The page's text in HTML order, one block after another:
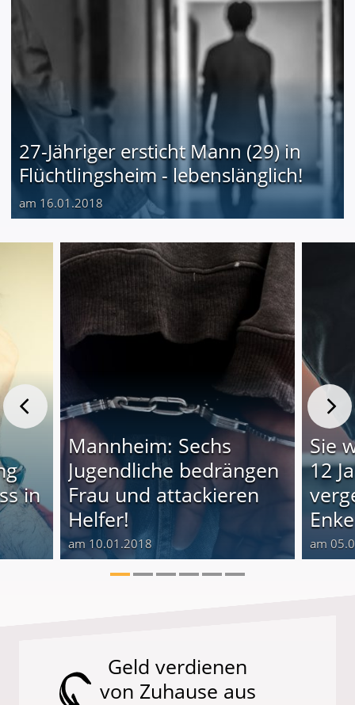
27-Jähriger ersticht Mann (29) in
Flüchtlingsheim - lebenslänglich!
am 16.01.2018
in
Mannheim: Sechs
Jugendliche bedrängen
Frau und attackieren
Helfer!
am 10.01.2018
Sie
12
am
Geld verdienen
von Zuhause aus